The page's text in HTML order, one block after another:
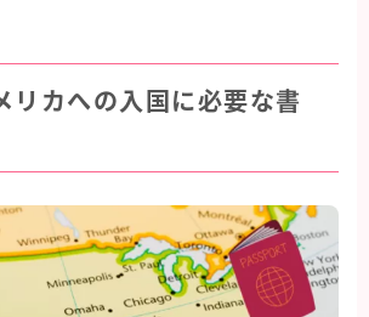
リカへの入国に必要な書